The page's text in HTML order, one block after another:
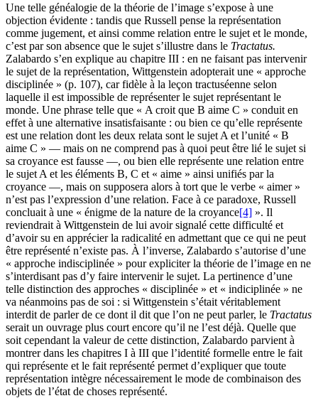
Une telle généalogie de la théorie de l’image s’expose à une
objection évidente : tandis que Russell pense la représentation
comme jugement, et ainsi comme relation entre le sujet et le monde,
c’est par son absence que le sujet s’illustre dans le Tractatus.
Zalabardo s’en explique au chapitre III : en ne faisant pas intervenir
le sujet de la représentation, Wittgenstein adopterait une « approche
disciplinée » (p. 107), car fidèle à la leçon tractuséenne selon
laquelle il est impossible de représenter le sujet représentant le
monde. Une phrase telle que « A croit que B aime C » conduit en
effet à une alternative insatisfaisante : ou bien ce qu’elle représente
est une relation dont les deux relata sont le sujet A et l’unité « B
aime C » — mais on ne comprend pas à quoi peut être lié le sujet si
sa croyance est fausse —, ou bien elle représente une relation entre
le sujet A et les éléments B, C et « aime » ainsi unifiés par la
croyance —, mais on supposera alors à tort que le verbe « aimer »
n’est pas l’expression d’une relation. Face à ce paradoxe, Russell
concluait à une « énigme de la nature de la croyance[4] ». Il
reviendrait à Wittgenstein de lui avoir signalé cette difficulté et
d’avoir su en apprécier la radicalité en admettant que ce qui ne peut
être représenté n’existe pas. À l’inverse, Zalabardo s’autorise d’une
« approche indisciplinée » pour expliciter la théorie de l’image en ne
s’interdisant pas d’y faire intervenir le sujet. La pertinence d’une
telle distinction des approches « disciplinée » et « indiciplinée » ne
va néanmoins pas de soi : si Wittgenstein s’était véritablement
interdit de parler de ce dont il dit que l’on ne peut parler, le Tractatus
serait un ouvrage plus court encore qu’il ne l’est déjà. Quelle que
soit cependant la valeur de cette distinction, Zalabardo parvient à
montrer dans les chapitres I à III que l’identité formelle entre le fait
qui représente et le fait représenté permet d’expliquer que toute
représentation intègre nécessairement le mode de combinaison des
objets de l’état de choses représenté.